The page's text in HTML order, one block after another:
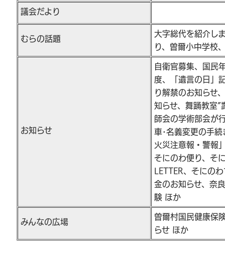
議会だより
むらの話題
大字総代を紹介し
り、曽爾小中学校
お知らせ
自衛官募集、国民
度、「遺言の日」
り解禁のお知らせ
知らせ、舞踊教室”
師会の学術部会が
車･名義変更の手
火災注意報・警報
そにのわ便り、そ
LETTER、そにの
金のお知らせ、奈
験 ほか
みんなの広場
曽爾村国民健康保
らせ ほか